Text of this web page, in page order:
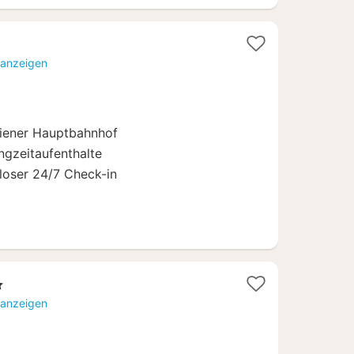
Hauptbahnhof
24/7 Check-in